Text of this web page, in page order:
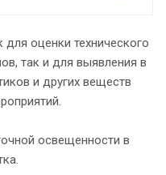
оценки технического
так и для выявления в
и других веществ
освещенности в